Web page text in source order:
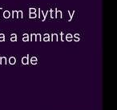
Blyth y
a amantes
de